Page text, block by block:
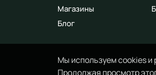
Мы используем cookies и
Продолжая просмотр
Магазины
Блог